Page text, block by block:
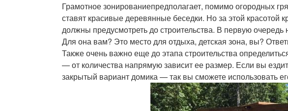
Грамотное зонированиепредполагает, помимо огородных
ставят красивые деревянные беседки. Но за этой
должны предусмотреть до строительства. В первую
Для она вам? Это место для отдыха, детская зона, вы?
Также очень важно еще до этапа строительства
— от количества напрямую зависит ее размер. Если вы
закрытый вариант домика — так вы сможете использовать